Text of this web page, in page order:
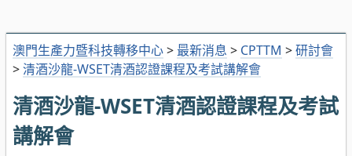
澳門生產力暨科技轉移中心> 最新消息 > CPTTM >研討會
>清酒沙龍-WSET清酒認證課程及考試講解會
清酒沙龍-WSET清酒認證課程及考試
講解會